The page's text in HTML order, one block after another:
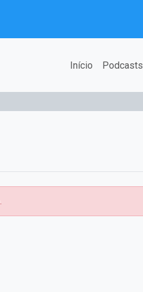
Início Podcasts